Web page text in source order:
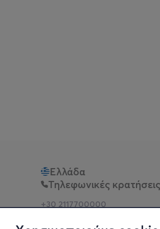
Ελλάδα
Τηλεφωνικές κρατήσεις
+30 2117700000
Φυσικά σημεία